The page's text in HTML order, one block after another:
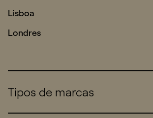
Lisboa
Londres
Tipos de marcas